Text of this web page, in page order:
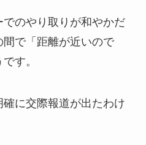
のやり取りが和やかだ
で「距離が近いので
す。
に交際報道が出たわけ